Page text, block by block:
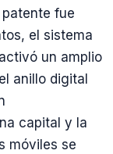
fue
el sistema
un amplio
anillo digital
capital y la
móviles se